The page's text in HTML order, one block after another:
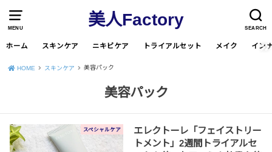
MENU SEARCH
美人Factory
ホーム スキンケア ニキビケア トライアルセット メイク イン
HOME スキンケア 美容パック
美容パック
スペシャルケア
エレクトーレ「フェイストリー
トメント」2週間トライアルセ